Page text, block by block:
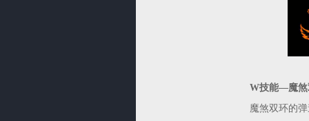
W技能—魔煞
魔煞双环的